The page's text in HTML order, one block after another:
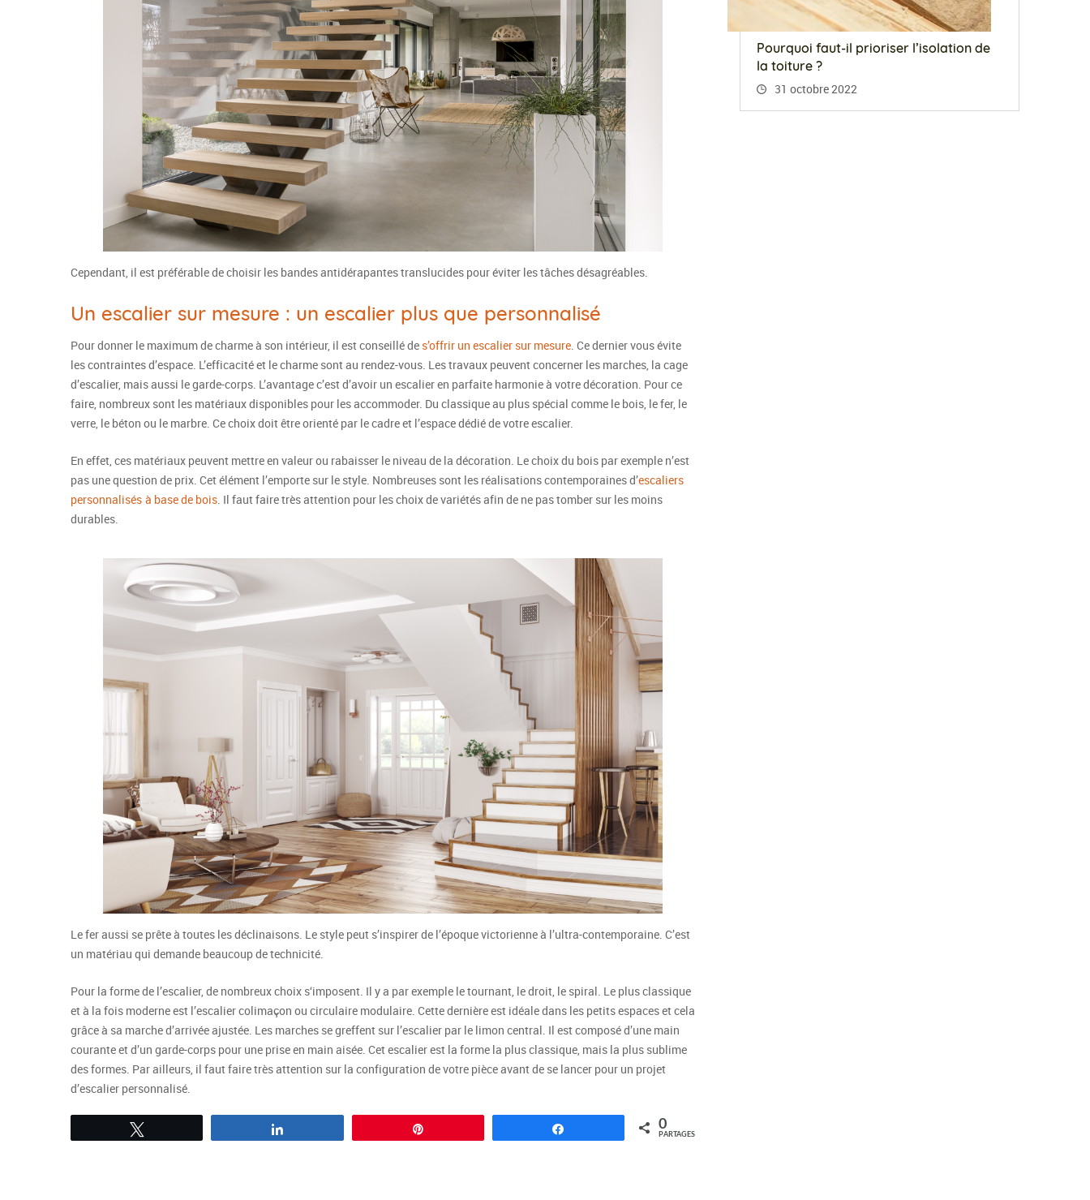
Cependant, il est préférable de choisir les bandes antidérapantes translucides pour éviter les tâches désagréables.
Un escalier sur mesure : un escalier plus que personnalisé
Pour donner le maximum de charme à son intérieur, il est conseillé de s’offrir un escalier sur mesure. Ce dernier vous évite
les contraintes d’espace. L’efficacité et le charme sont au rendez-vous. Les travaux peuvent concerner les marches, la cage
d’escalier, mais aussi le garde-corps. L’avantage c’est d’avoir un escalier en parfaite harmonie à votre décoration. Pour ce
faire, nombreux sont les matériaux disponibles pour les accommoder. Du classique au plus spécial comme le bois, le fer, le
verre, le béton ou le marbre. Ce choix doit être orienté par le cadre et l’espace dédié de votre escalier.
En effet, ces matériaux peuvent mettre en valeur ou rabaisser le niveau de la décoration. Le choix du bois par exemple n’est
pas une question de prix. Cet élément l’emporte sur le style. Nombreuses sont les réalisations contemporaines d’escaliers
personnalisés à base de bois. Il faut faire très attention pour les choix de variétés afin de ne pas tomber sur les moins
durables.
Le fer aussi se prête à toutes les déclinaisons. Le style peut s’inspirer de l’époque victorienne à l’ultra-contemporaine. C’est
un matériau qui demande beaucoup de technicité.
Pour la forme de l’escalier, de nombreux choix s‘imposent. Il y a par exemple le tournant, le droit, le spiral. Le plus classique
et à la fois moderne est l’escalier colimaçon ou circulaire modulaire. Cette dernière est idéale dans les petits espaces et cela
grâce à sa marche d’arrivée ajustée. Les marches se greffent sur l’escalier par le limon central. Il est composé d’une main
courante et d’un garde-corps pour une prise en main aisée. Cet escalier est la forme la plus classique, mais la plus sublime
des formes. Par ailleurs, il faut faire très attention sur la configuration de votre pièce avant de se lancer pour un projet
d’escalier personnalisé.
0
PARTAGES
Pourquoi faut-il prioriser l’isolation de
la toiture ?
31 octobre 2022